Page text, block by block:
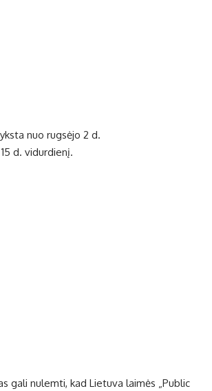
nuo rugsėjo 2 d.
d. vidurdienį.
gali nulemti, kad Lietuva laimės „Public